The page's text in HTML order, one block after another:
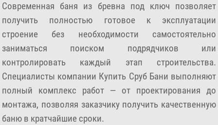
Современная баня из бревна под ключ позволяет
получить полностью готовое к эксплуатации
строение без необходимости самостоятельно
заниматься поиском подрядчиков или
контролировать каждый этап строительства.
Специалисты компании Купить Сруб Бани выполняют
полный комплекс работ — от проектирования до
монтажа, позволяя заказчику получить качественную
баню в кратчайшие сроки.